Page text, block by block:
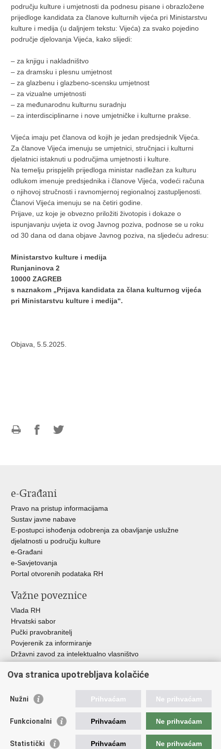
području kulture i umjetnosti da podnesu pisane i obrazložene
prijedloge kandidata za članove kulturnih vijeća pri Ministarstvu
kulture i medija (u daljnjem tekstu: Vijeća) za svako pojedino
područje djelovanja Vijeća, kako slijedi:
‒ za knjigu i nakladništvo
‒ za dramsku i plesnu umjetnost
‒ za glazbenu i glazbeno-scensku umjetnost
‒ za vizualne umjetnosti
‒ za međunarodnu kulturnu suradnju
‒ za interdisciplinarne i nove umjetničke i kulturne prakse.
Vijeća imaju pet članova od kojih je jedan predsjednik Vijeća.
Za članove Vijeća imenuju se umjetnici, stručnjaci i kulturni
djelatnici istaknuti u područjima umjetnosti i kulture.
Na temelju prispjelih prijedloga ministar nadležan za kulturu
odlukom imenuje predsjednika i članove Vijeća, vodeći računa
o njihovoj stručnosti i ravnomjernoj regionalnoj zastupljenosti.
Članovi Vijeća imenuju se na četiri godine.
Prijave, uz koje je obvezno priložiti životopis i dokaze o
ispunjavanju uvjeta iz ovog Javnog poziva, podnose se u roku
od 30 dana od dana objave Javnog poziva, na sljedeću adresu:
Ministarstvo kulture i medija
Runjaninova 2
10000 ZAGREB
s naznakom „Prijava kandidata za člana kulturnog vijeća
pri Ministarstvu kulture i medija“.
Objava, 5.5.2025.
e-Građani
Pravo na pristup informacijama
Sustav javne nabave
E-postupci ishođenja odobrenja za obavljanje uslužne
djelatnosti u području kulture
e-Građani
e-Savjetovanja
Portal otvorenih podataka RH
Važne poveznice
Vlada RH
Hrvatski sabor
Pučki pravobranitelj
Povjerenik za informiranje
Državni zavod za intelektualno vlasništvo
HAKOM
Ostale poveznice
Hrvatski audiovizualni centar
Creative Europe
Ova stranica upotrebljava kolačiće
Nužni Prihvaćam Ne prihvaćam
Funkcionalni Prihvaćam Ne prihvaćam
Statistički Prihvaćam Ne prihvaćam